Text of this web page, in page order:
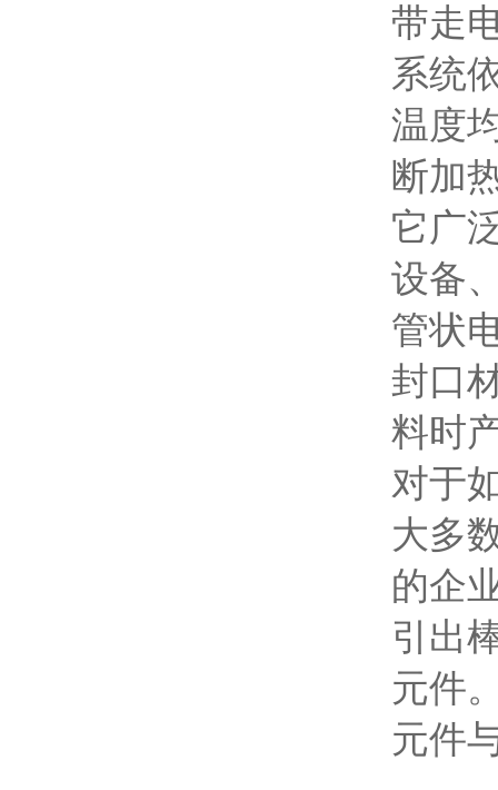
带走
系统
温度
断加
它广
设备
管状
封口
料时
对于
大多
的企
引出
元件
元件